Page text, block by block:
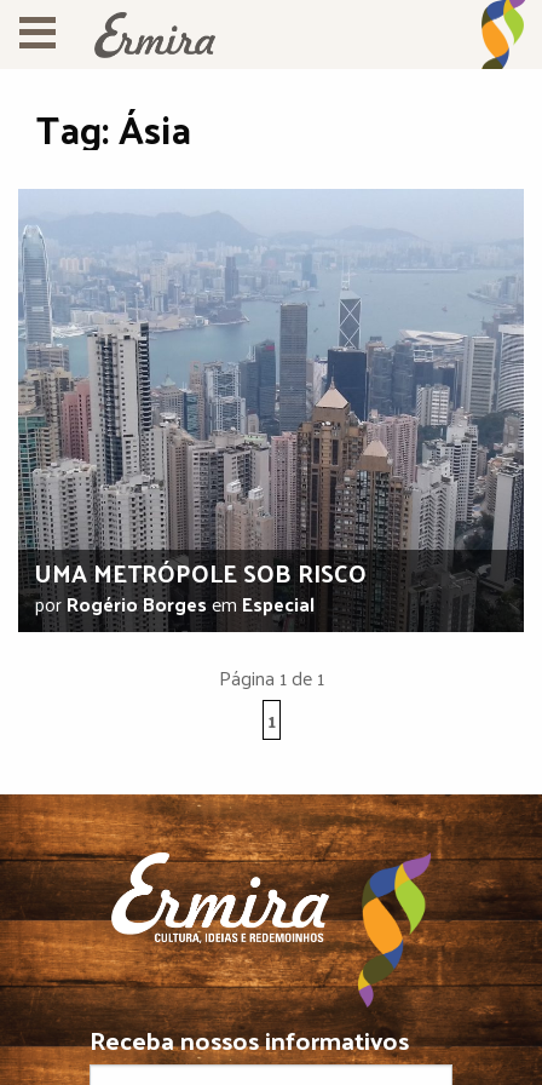
Tag:Ásia
UMA METRÓPOLE SOB RISCO
porRogério Borgesem Especial
Página 1 de 1
1
Receba nossos informativos